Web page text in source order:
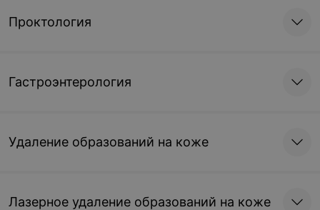
Проктология
Гастроэнтерология
Удаление образований на коже
Лазерное удаление образований на коже